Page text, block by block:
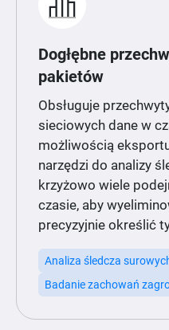
Dogłębne
pakietów
Obsługuje
sieciowych dane w
możliwością
narzędzi do analizy
krzyżowo wiele
czasie, aby
precyzyjnie określić
Analiza śledcza
Badanie zachowań